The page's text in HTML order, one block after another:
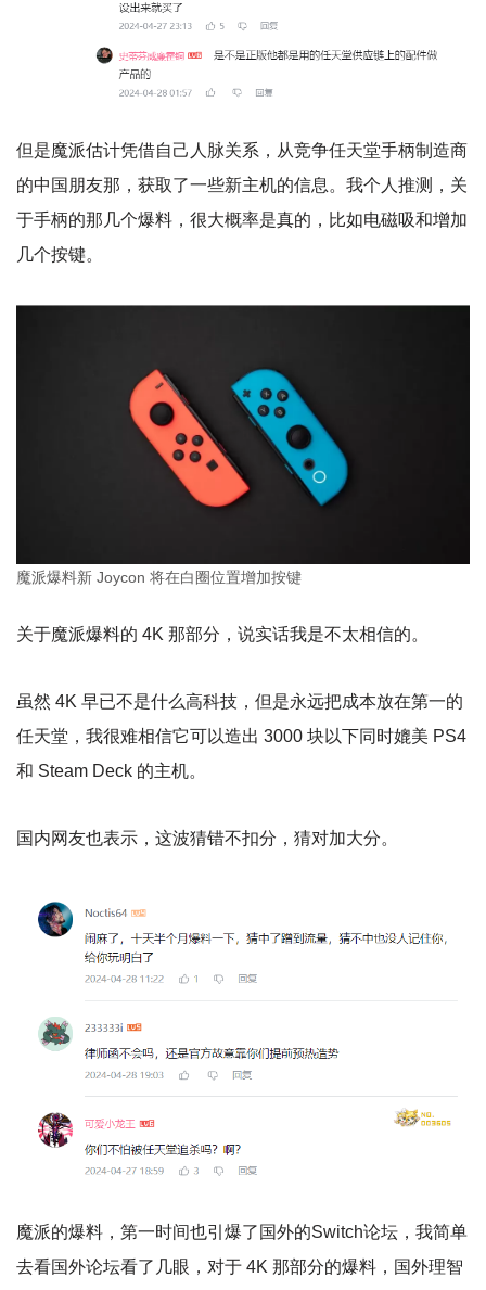
但是魔派估计凭借自己人脉关系，从竞争任天堂手柄制造商
的中国朋友那，获取了一些新主机的信息。我个人推测，关
于手柄的那几个爆料，很大概率是真的，比如电磁吸和增加
几个按键。
魔派爆料新 Joycon 将在白圈位置增加按键
关于魔派爆料的 4K 那部分，说实话我是不太相信的。
虽然 4K 早已不是什么高科技，但是永远把成本放在第一的
任天堂，我很难相信它可以造出 3000 块以下同时媲美 PS4
和 Steam Deck 的主机。
国内网友也表示，这波猜错不扣分，猜对加大分。
魔派的爆料，第一时间也引爆了国外的Switch论坛，我简单
去看国外论坛看了几眼，对于 4K 那部分的爆料，国外理智